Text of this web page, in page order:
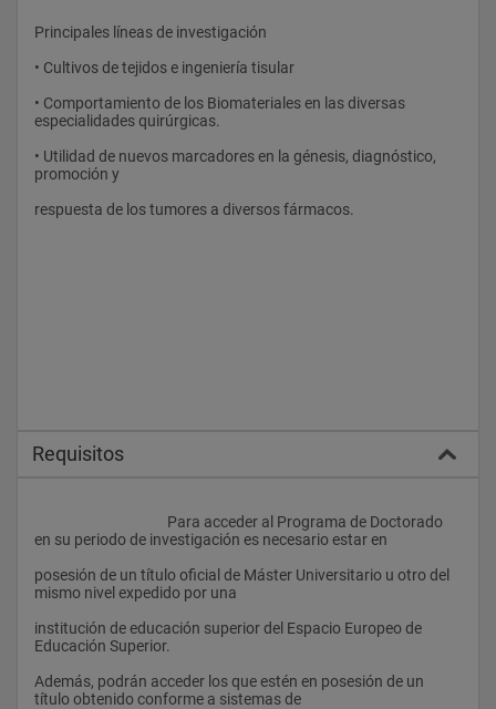
Principales líneas de investigación
• Cultivos de tejidos e ingeniería tisular
• Comportamiento de los Biomateriales en las diversas
especialidades quirúrgicas.
• Utilidad de nuevos marcadores en la génesis, diagnóstico,
promoción y
respuesta de los tumores a diversos fármacos.
Requisitos
en su periodo de investigación es necesario estar en
posesión de un título oficial de Máster Universitario u otro del
mismo nivel expedido por una
institución de educación superior del Espacio Europeo de
Educación Superior.
Además, podrán acceder los que estén en posesión de un
título obtenido conforme a sistemas de